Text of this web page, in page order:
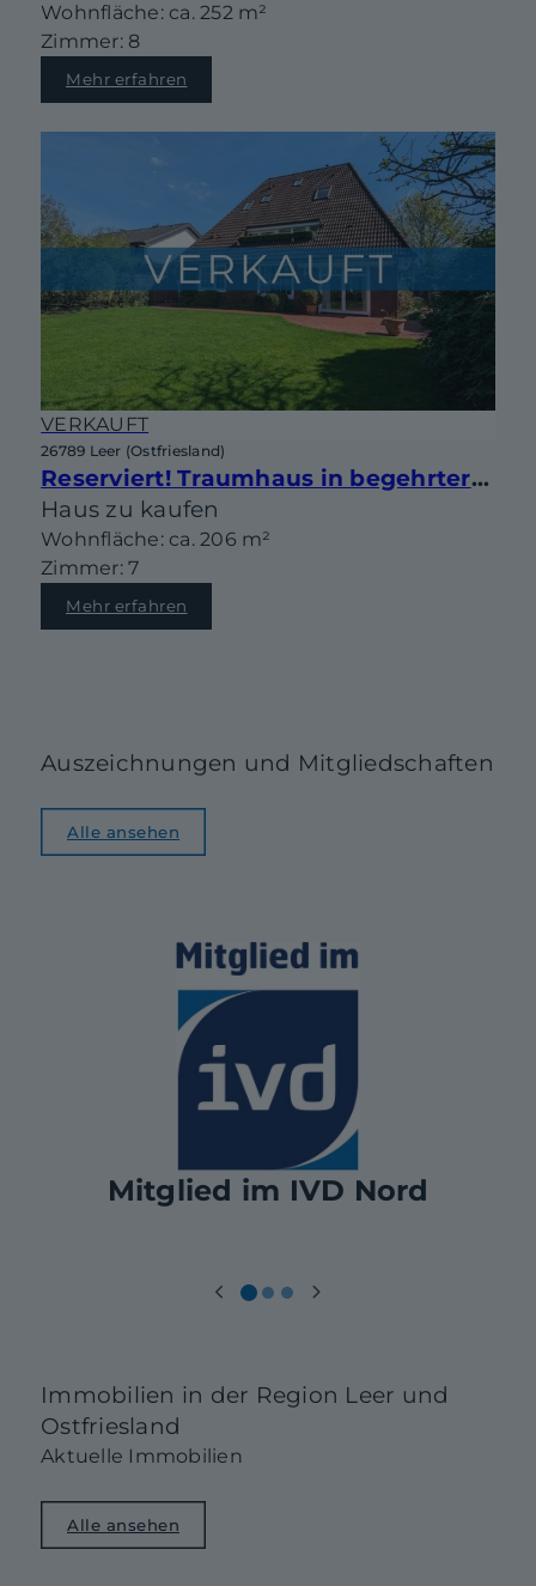
Wohnfläche: ca. 252 m²
Zimmer: 8
Mehr erfahren
VERKAUFT
26789 Leer (Ostfriesland)
Reserviert! Traumhaus in begehrter Lage von Leer-Heisfelde!
Haus zu kaufen
Wohnfläche: ca. 206 m²
Zimmer: 7
Mehr erfahren
Auszeichnungen und Mitgliedschaften
Alle ansehen
Mitglied im IVD Nord
Immobilien in der Region Leer und
Ostfriesland
Aktuelle Immobilien
Alle ansehen